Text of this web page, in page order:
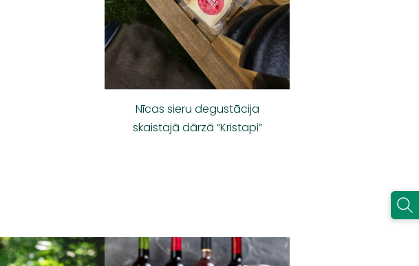
Nīcas sieru degustācija
skaistajā dārzā “Kristapi”